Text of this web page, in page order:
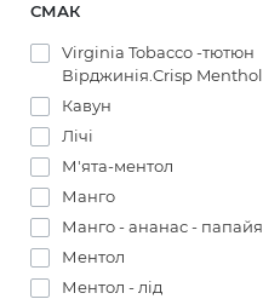
СМАК
Virginia Tobacco -тютюн
Кавун
Лічі
М'ята-ментол
Манго
Манго - ананас - папайя
Ментол
Ментол - лід